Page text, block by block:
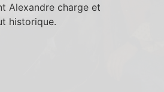
Alexandre charge et
historique.